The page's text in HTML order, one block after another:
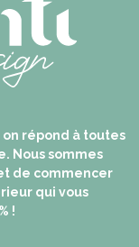
répond à toutes
Nous sommes
de commencer
qui vous
!